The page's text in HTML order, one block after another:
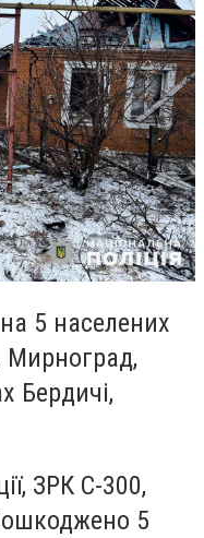
5 населених
Мирноград,
Бердичі,
ЗРК С-300,
5